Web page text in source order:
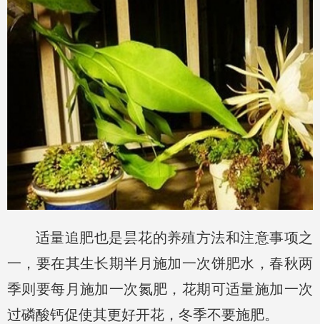
适量追肥也是昙花的养殖方法和注意事项之
一，要在其生长期半月施加一次饼肥水，春秋两
季则要每月施加一次氮肥，花期可适量施加一次
过磷酸钙促使其更好开花，冬季不要施肥。